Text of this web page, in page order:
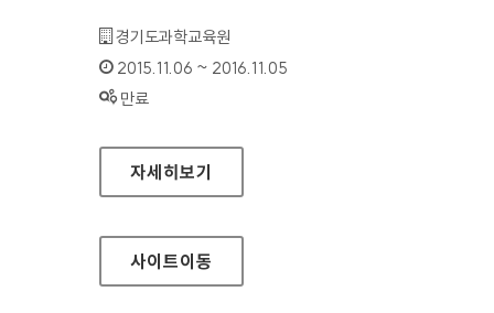
기관명 :
경기도과학교육원
인증기간 :
2015.11.06 ~ 2016.11.05
상태 :
만료
경기도과학교육원(북부) 홈페이지
자세히보기
사이트이동